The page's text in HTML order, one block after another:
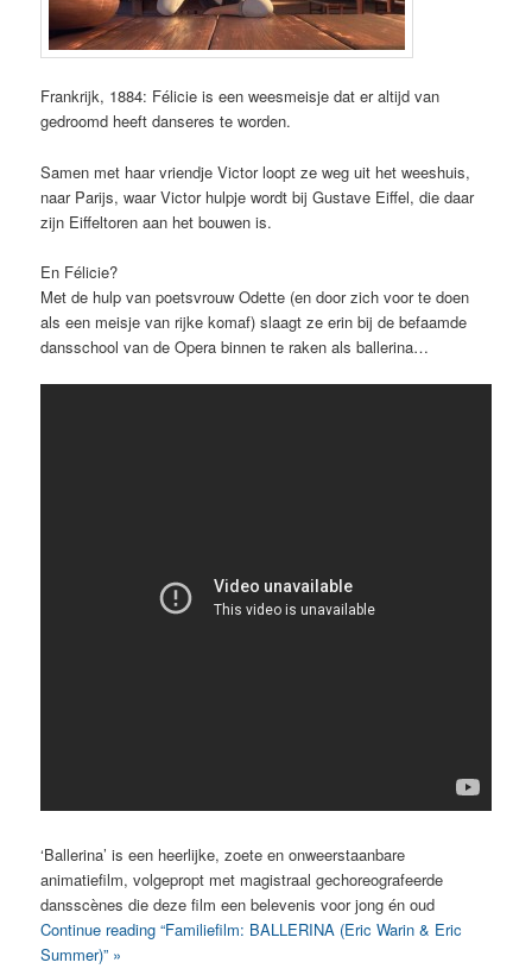
Frankrijk, 1884: Félicie is een weesmeisje dat er altijd van
gedroomd heeft danseres te worden.
Samen met haar vriendje Victor loopt ze weg uit het weeshuis,
naar Parijs, waar Victor hulpje wordt bij Gustave Eiffel, die daar
zijn Eiffeltoren aan het bouwen is.
En Félicie?
Met de hulp van poetsvrouw Odette (en door zich voor te doen
als een meisje van rijke komaf) slaagt ze erin bij de befaamde
dansschool van de Opera binnen te raken als ballerina…
‘Ballerina’ is een heerlijke, zoete en onweerstaanbare
animatiefilm, volgepropt met magistraal gechoreografeerde
dansscènes die deze film een belevenis voor jong én oud
Continue reading “Familiefilm: BALLERINA (Eric Warin & Eric
Summer)” »